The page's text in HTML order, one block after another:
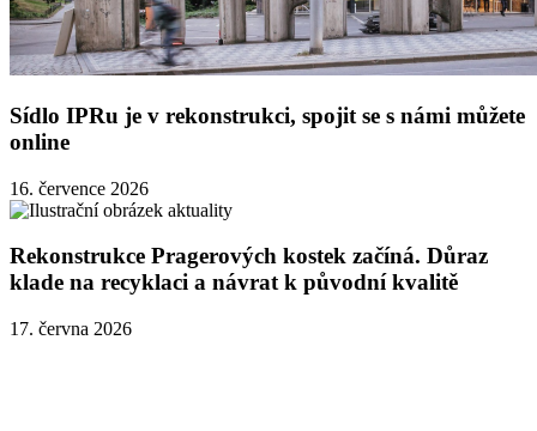
Sídlo IPRu je v rekonstrukci, spojit se s námi můžete
online
16. července 2026
Rekonstrukce Pragerových kostek začíná. Důraz
klade na recyklaci a návrat k původní kvalitě
17. června 2026